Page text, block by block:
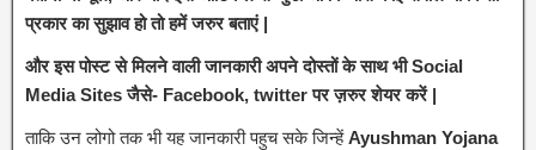
प्रकार का सुझाव हो तो हमें जरुर बताएं |
और इस पोस्ट से मिलने वाली जानकारी अपने दोस्तों के साथ भी Social
Media Sites जैसे- Facebook, twitter पर ज़रुर शेयर करें |
ताकि उन लोगो तक भी यह जानकारी पहुच सके जिन्हेंAyushman Yojana